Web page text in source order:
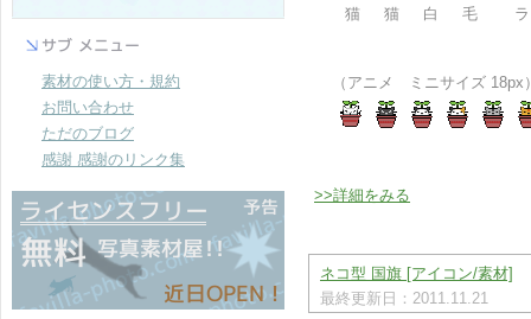
猫
猫
白
毛
ラ
（アニメ ミニサイズ 18px
>>詳細をみる
ネコ型 国旗 [アイコン/素材]
最終更新日：2011.11.21
素材の使い方・規約
お問い合わせ
ただのブログ
感謝 感謝のリンク集